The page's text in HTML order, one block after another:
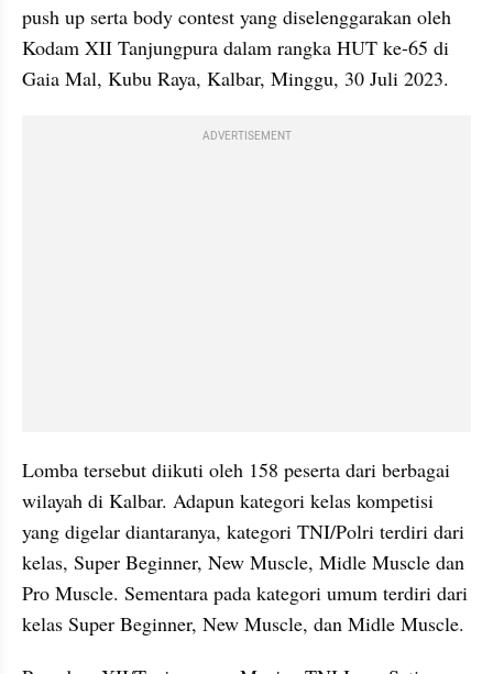
push up serta body contest yang diselenggarakan oleh
Kodam XII Tanjungpura dalam rangka HUT ke-65 di
Gaia Mal, Kubu Raya, Kalbar, Minggu, 30 Juli 2023.
ADVERTISEMENT
Lomba tersebut diikuti oleh 158 peserta dari berbagai
wilayah di Kalbar. Adapun kategori kelas kompetisi
yang digelar diantaranya, kategori TNI/Polri terdiri dari
kelas, Super Beginner, New Muscle, Midle Muscle dan
Pro Muscle. Sementara pada kategori umum terdiri dari
kelas Super Beginner, New Muscle, dan Midle Muscle.